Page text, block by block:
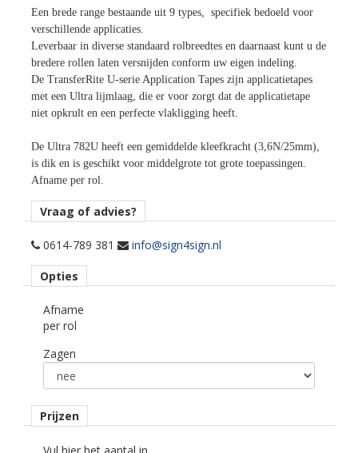
Een brede range bestaande uit 9 types, specifiek bedoeld voor
verschillende applicaties.
Leverbaar in diverse standaard rolbreedtes en daarnaast kunt u de
bredere rollen laten versnijden conform uw eigen indeling.
De TransferRite U-serie Application Tapes zijn applicatietapes
met een Ultra lijmlaag, die er voor zorgt dat de applicatietape
niet opkrult en een perfecte vlakligging heeft.
De Ultra 782U heeft een gemiddelde kleefkracht (3,6N/25mm),
is dik en is geschikt voor middelgrote tot grote toepassingen.
Afname per rol.
Vraag of advies?
0614-789 381 info@sign4sign.nl
Opties
Afname
per rol
Zagen
Prijzen